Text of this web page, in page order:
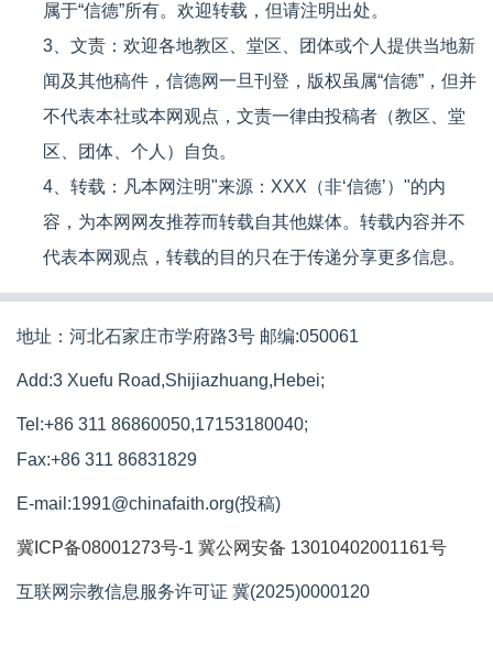
属于“信德”所有。欢迎转载，但请注明出处。
3、文责：欢迎各地教区、堂区、团体或个人提供当地新
闻及其他稿件，信德网一旦刊登，版权虽属“信德”，但并
不代表本社或本网观点，文责一律由投稿者（教区、堂
区、团体、个人）自负。
4、转载：凡本网注明"来源：XXX（非‘信德’）"的内
容，为本网网友推荐而转载自其他媒体。转载内容并不
代表本网观点，转载的目的只在于传递分享更多信息。
地址：河北石家庄市学府路3号 邮编:050061
Add:3 Xuefu Road,Shijiazhuang,Hebei;
Tel:+86 311 86860050,17153180040;
Fax:+86 311 86831829
E-mail:1991@chinafaith.org(投稿)
冀ICP备08001273号-1 冀公网安备 13010402001161号
互联网宗教信息服务许可证 冀(2025)0000120